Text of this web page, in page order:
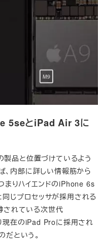
5seとiPad Air 3に
製品と位置づけているよう
、内部に詳しい情報筋から
まりハイエンドのiPhone 6s
じプロセッサが採用される
されている次世代
現在のiPad Proに採用され
という。